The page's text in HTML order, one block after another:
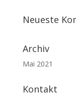
Neueste
Archiv
Mai 2021
Kontakt